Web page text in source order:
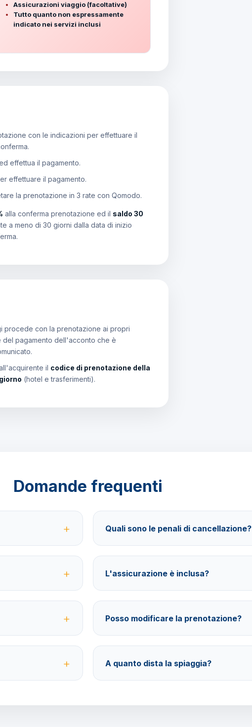
Assicurazioni viaggio (facoltative)
Tutto quanto non espressamente
indicato nei servizi inclusi
con le indicazioni per effettuare il
effettua il pagamento.
effettuare il pagamento.
la prenotazione in 3 rate con Qomodo.
alla conferma prenotazione ed il saldo 30
a meno di 30 giorni dalla data di inizio
procede con la prenotazione ai propri
del pagamento dell'acconto che è
il codice di prenotazione della
(hotel e trasferimenti).
Domande frequenti
Quali sono le penali di cancellazione?
assicurazione facoltativa rimborso 100%.
L'assicurazione è inclusa?
spese mediche, annullamento e bagaglio.
Posso modificare la prenotazione?
a pratica.
A quanto dista la spiaggia?